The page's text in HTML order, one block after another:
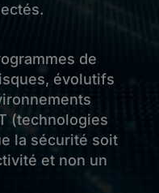
de
évolutifs
(technologies
la sécurité soit
et non un